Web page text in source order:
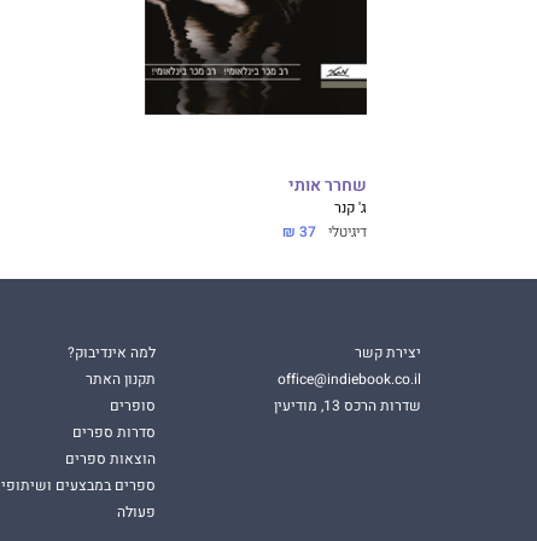
שחרר אותי
ג' קנר
דיגיטלי 37 ₪
יצירת קשר
office@indiebook.co.il
שדרות הרכס 13, מודיעין
למה אינדיבוק?
תקנון האתר
סופרים
סדרות ספרים
הוצאות ספרים
ספרים במבצעים ושיתופי
פעולה